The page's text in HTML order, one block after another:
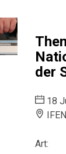
der
18
IFEN
Art: